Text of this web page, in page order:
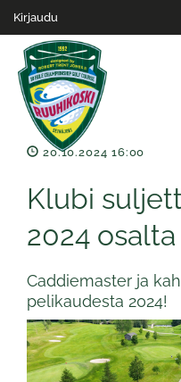
Kirjaudu
20.10.2024 16:00
Klubi
2024 osalta
Caddiemaster ja
pelikaudesta 2024!